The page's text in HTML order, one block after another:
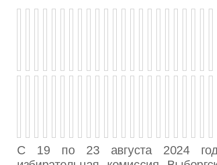
С 19 по 23 августа 2024